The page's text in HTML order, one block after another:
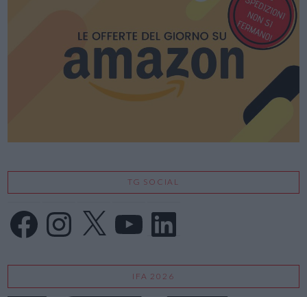
TG SOCIAL
FacebookInstagram
X LinkedIn
IFA 2026